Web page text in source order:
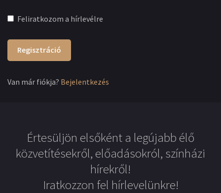
Feliratkozom a hírlevélre
Regisztráció
Van már fiókja? Bejelentkezés
Értesüljön elsőként a legújabb élő
közvetítésekről, előadásokról, színházi
hírekről!
Iratkozzon fel hírlevelünkre!